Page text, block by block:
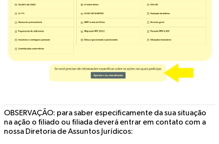
OBSERVAÇÃO: para saber especificamente da sua situação
na ação o filiado ou filiada deverá entrar em contato com a
nossa Diretoria de Assuntos Jurídicos: